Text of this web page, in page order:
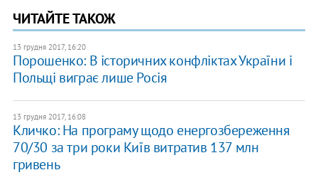
ЧИТАЙТЕ ТАКОЖ
13 грудня 2017, 16:20
Порошенко: В історичних конфліктах України і
Польщі виграє лише Росія
13 грудня 2017, 16:08
Кличко: На програму щодо енергозбереження
70/30 за три роки Київ витратив 137 млн
гривень